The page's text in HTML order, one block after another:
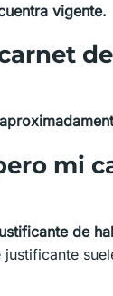
vigente.
mi
de